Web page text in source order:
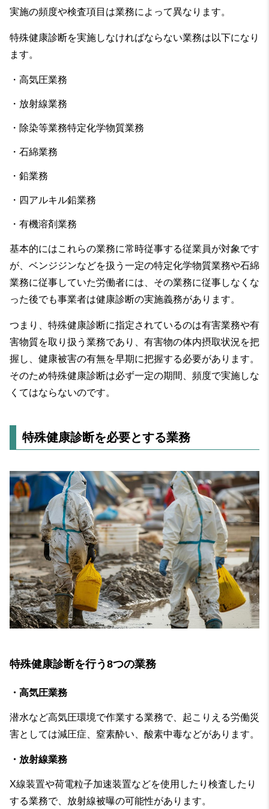
実施の頻度や検査項目は業務によって異なります。
特殊健康診断を実施しなければならない業務は以下になり
ます。
・高気圧業務
・放射線業務
・除染等業務特定化学物質業務
・石綿業務
・鉛業務
・四アルキル鉛業務
・有機溶剤業務
基本的にはこれらの業務に常時従事する従業員が対象です
が、ベンジジンなどを扱う一定の特定化学物質業務や石綿
業務に従事していた労働者には、その業務に従事しなくな
った後でも事業者は健康診断の実施義務があります。
つまり、特殊健康診断に指定されているのは有害業務や有
害物質を取り扱う業務であり、有害物の体内摂取状況を把
握し、健康被害の有無を早期に把握する必要があります。
そのため特殊健康診断は必ず一定の期間、頻度で実施しな
くてはならないのです。
特殊健康診断を必要とする業務
特殊健康診断を行う8つの業務
・高気圧業務
潜水など高気圧環境で作業する業務で、起こりえる労働災
害としては減圧症、窒素酔い、酸素中毒などがあります。
・放射線業務
X線装置や荷電粒子加速装置などを使用したり検査したり
する業務で、放射線被曝の可能性があります。